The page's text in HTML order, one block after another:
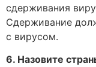
сдерживания
Сдерживание
с вирусом.
6. Назовите